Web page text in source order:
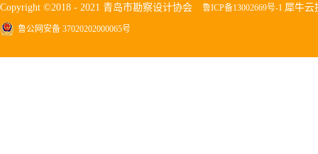
Copyright ©2018 - 2021 青岛市勘察设计协会 鲁ICP备13002669号-1 犀牛云
鲁公网安备 37020202000065号